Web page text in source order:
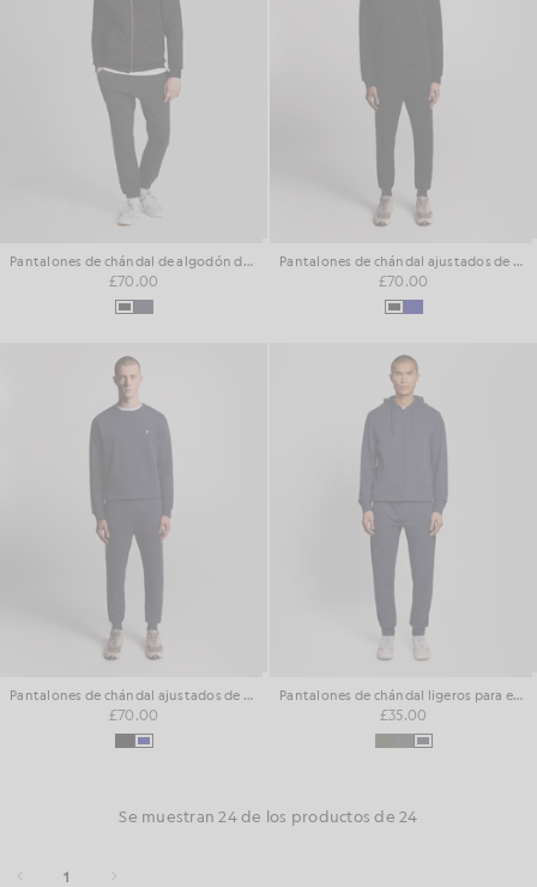
Pantalones de chándal de algodón de corte ajustado
£70.00
Pantalones de chándal ajustados de algodón
£70.00
Pantalones de chándal ajustados de algodón
£70.00
Pantalones de chándal ligeros para estar por casa
£35.00
Se muestran 24 de los productos de 24
1